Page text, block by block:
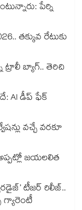
పేర్ని
తక్కువ రేటుకు
ట్రాలీ బ్యాగ్.. తెరిచి
AI డీప్ ఫేక్
వచ్చే వరకూ
జయలలిత
టీజర్ రిలీజ్..
గ్యారెంటీ